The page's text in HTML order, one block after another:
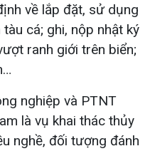
về lắp đặt, sử dụng
cá; ghi, nộp nhật ký
ranh giới trên biển;
nghiệp và PTNT
là vụ khai thác thủy
nghề, đối tượng đánh